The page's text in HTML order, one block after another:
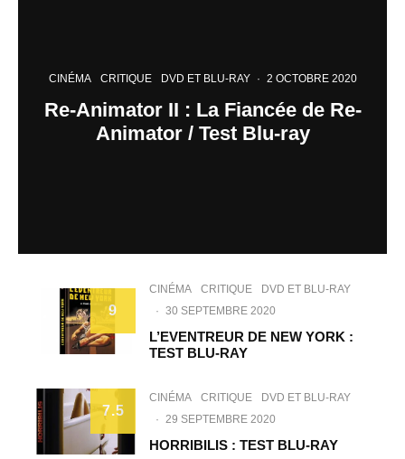
CINÉMA CRITIQUE DVD ET BLU-RAY · 2 OCTOBRE 2020
Re-Animator II : La Fiancée de Re-
Animator / Test Blu-ray
9
CINÉMA CRITIQUE
DVD ET BLU-RAY
· 30 SEPTEMBRE 2020
L’EVENTREUR DE NEW YORK :
TEST BLU-RAY
7.5
CINÉMA CRITIQUE
DVD ET BLU-RAY
· 29 SEPTEMBRE 2020
HORRIBILIS : TEST BLU-RAY